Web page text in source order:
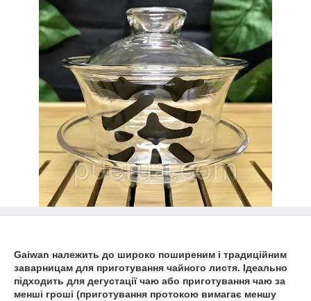
Gaiwan належить до широко поширеним і традиційним
заварницам для приготування чайного листя. Ідеально
підходить для дегустації чаю або приготування чаю за
менші гроші (приготування протокою вимагає меншу